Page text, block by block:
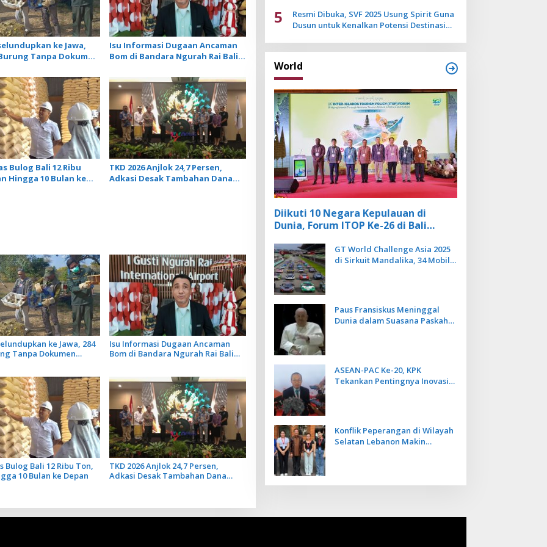
ke Jawa,
Tanpa Dokumen
Isu Informasi Dugaan Ancaman
Bom di Bandara Ngurah Rai Bali
Penerbangan Lancar
Bulog Bali 12 Ribu
Hingga 10 Bulan ke
TKD 2026 Anjlok 24,7 Persen,
Adkasi Desak Tambahan Dana
ke Jawa, 284
Tanpa Dokumen
Isu Informasi Dugaan Ancaman
Bom di Bandara Ngurah Rai Bali
Bulog Bali 12 Ribu Ton,
10 Bulan ke Depan
TKD 2026 Anjlok 24,7 Persen,
Adkasi Desak Tambahan Dana
5
Resmi Dibuka, SVF 2025 Usung Spirit Guna
Dusun untuk Kenalkan Potensi Destinasi
World
Diikuti 10 Negara Kepulauan di
Dunia, Forum ITOP Ke-26 di Bali
Berbasis Alam dan Budaya
GT World Challenge Asia 2025
di Sirkuit Mandalika, 34 Mobil
Paus Fransiskus Meninggal
Dunia dalam Suasana Paskah
ASEAN-PAC Ke-20, KPK
Tekankan Pentingnya Inovasi
Konflik Peperangan di Wilayah
Selatan Lebanon Makin